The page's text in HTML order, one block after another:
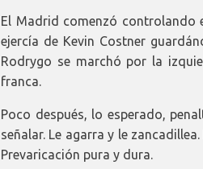
El Madrid comenzó controlando
ejercía de Kevin Costner
Rodrygo se marchó por la
franca.
Poco después, lo esperado,
señalar. Le agarra y le
Prevaricación pura y dura.